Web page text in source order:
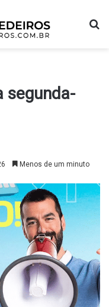
segunda-
Menos de um minuto